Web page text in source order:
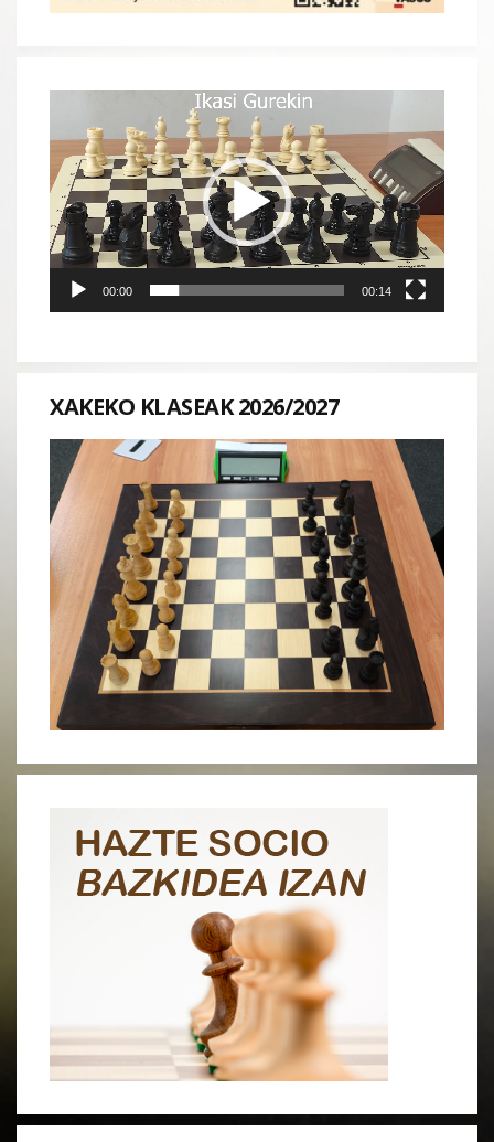
de
vídeo
00:00 00:14
XAKEKO KLASEAK 2026/2027